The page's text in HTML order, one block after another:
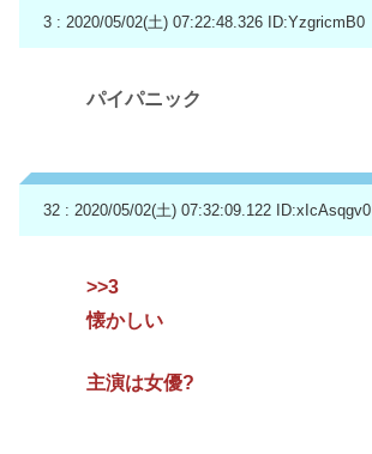
3 : 2020/05/02(土) 07:22:48.326 ID:YzgricmB0
パイパニック
32 : 2020/05/02(土) 07:32:09.122 ID:xIcAsqgv0
>>3
懐かしい
主演は女優?